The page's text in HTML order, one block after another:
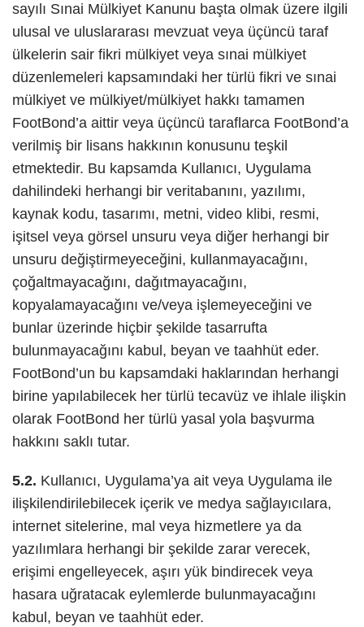
sayılı Sınai Mülkiyet Kanunu başta olmak üzere ilgili
ulusal ve uluslararası mevzuat veya üçüncü taraf
ülkelerin sair fikri mülkiyet veya sınai mülkiyet
düzenlemeleri kapsamındaki her türlü fikri ve sınai
mülkiyet ve mülkiyet/mülkiyet hakkı tamamen
FootBond’a aittir veya üçüncü taraflarca FootBond’a
verilmiş bir lisans hakkının konusunu teşkil
etmektedir. Bu kapsamda Kullanıcı, Uygulama
dahilindeki herhangi bir veritabanını, yazılımı,
kaynak kodu, tasarımı, metni, video klibi, resmi,
işitsel veya görsel unsuru veya diğer herhangi bir
unsuru değiştirmeyeceğini, kullanmayacağını,
çoğaltmayacağını, dağıtmayacağını,
kopyalamayacağını ve/veya işlemeyeceğini ve
bunlar üzerinde hiçbir şekilde tasarrufta
bulunmayacağını kabul, beyan ve taahhüt eder.
FootBond’un bu kapsamdaki haklarından herhangi
birine yapılabilecek her türlü tecavüz ve ihlale ilişkin
olarak FootBond her türlü yasal yola başvurma
hakkını saklı tutar.
5.2. Kullanıcı, Uygulama’ya ait veya Uygulama ile
ilişkilendirilebilecek içerik ve medya sağlayıcılara,
internet sitelerine, mal veya hizmetlere ya da
yazılımlara herhangi bir şekilde zarar verecek,
erişimi engelleyecek, aşırı yük bindirecek veya
hasara uğratacak eylemlerde bulunmayacağını
kabul, beyan ve taahhüt eder.